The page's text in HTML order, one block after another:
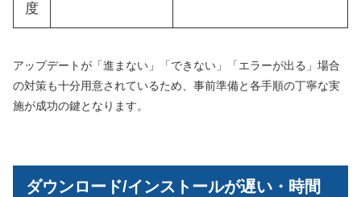
度
アップデートが「進まない」「できない」「エラーが出る」場合
の対策も十分用意されているため、事前準備と各手順の丁寧な実
施が成功の鍵となります。
ダウンロード/インストールが遅い・時間